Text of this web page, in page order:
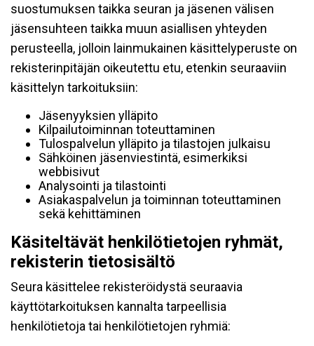
suostumuksen taikka seuran ja jäsenen välisen
jäsensuhteen taikka muun asiallisen yhteyden
perusteella, jolloin lainmukainen käsittelyperuste on
rekisterinpitäjän oikeutettu etu, etenkin seuraaviin
käsittelyn tarkoituksiin:
Jäsenyyksien ylläpito
Kilpailutoiminnan toteuttaminen
Tulospalvelun ylläpito ja tilastojen julkaisu
Sähköinen jäsenviestintä, esimerkiksi
webbisivut
Analysointi ja tilastointi
Asiakaspalvelun ja toiminnan toteuttaminen
sekä kehittäminen
Käsiteltävät henkilötietojen ryhmät,
rekisterin tietosisältö
Seura käsittelee rekisteröidystä seuraavia
käyttötarkoituksen kannalta tarpeellisia
henkilötietoja tai henkilötietojen ryhmiä: